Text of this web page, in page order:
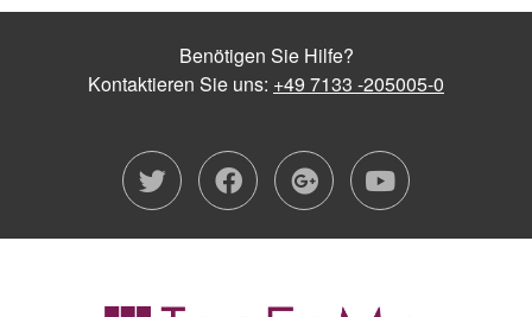
Benötigen Sie Hilfe?
Kontaktieren Sie uns: +49 7133 -205005-0
twitterfacebook
google-